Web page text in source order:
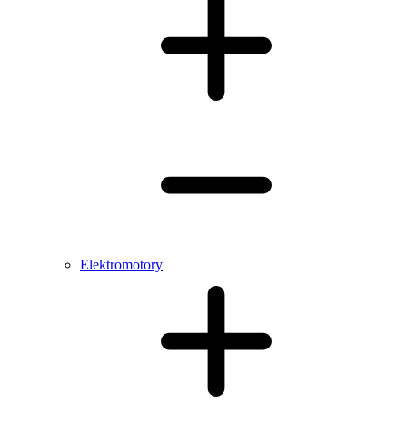
Elektromotory